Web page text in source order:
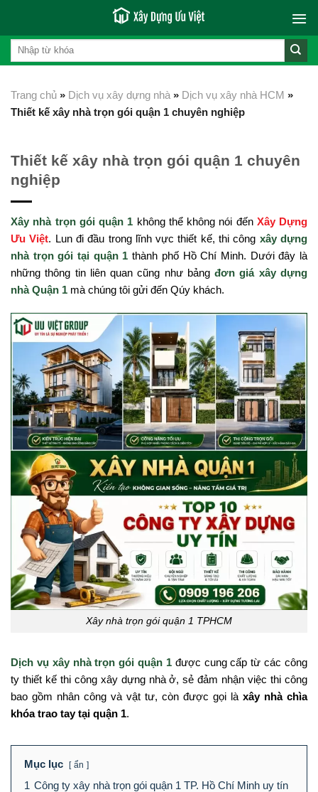
content
Trang chủ » Dịch vụ xây dựng nhà » Dịch vụ xây nhà HCM »
Thiết kế xây nhà trọn gói quận 1 chuyên nghiệp
Thiết kế xây nhà trọn gói quận 1 chuyên
nghiệp
Xây nhà trọn gói quận 1 không thể không nói đến Xây Dựng
Ưu Việt. Lun đi đầu trong lĩnh vực thiết kế, thi công xây dựng
nhà trọn gói tại quận 1 thành phố Hồ Chí Minh. Dưới đây là
những thông tin liên quan cũng như bảngđơn giá xây dựng
nhà Quận 1 mà chúng tôi gửi đến Qúy khách.
Xây nhà trọn gói quận 1 TPHCM
Dịch vụ xây nhà trọn gói quận 1được cung cấp từ các công
ty thiết kế thi công xây dựng nhà ở, sẻ đảm nhận việc thi công
bao gồm nhân công và vật tư, còn được gọi là xây nhà chìa
khóa trao tay tại quận 1.
Mục lục ẩn
1 Công ty xây nhà trọn gói quận 1 TP. Hồ Chí Minh uy tín